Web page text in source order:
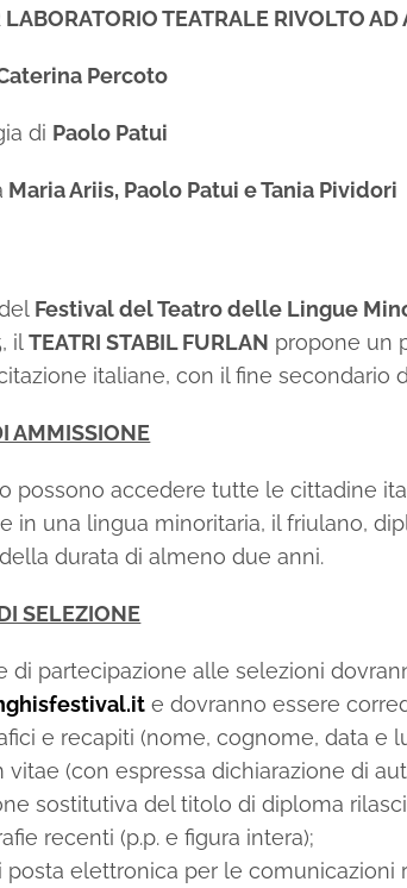
TEATRALE RIVOLTO AD
Percoto
di Paolo Patui
Maria Ariis, Paolo Patui e Tania Pividori
Festival del Teatro delle Lingue
ilTEATRI STABIL FURLAN propone un
italiane, con il fine secondario
AMMISSIONE
possono accedere tutte le cittadine
in una lingua minoritaria, il friulano,
durata di almeno due anni.
SELEZIONE
di partecipazione alle selezioni
e dovranno essere
e recapiti (nome, cognome, data e
vitae (con espressa dichiarazione di
sostitutiva del titolo di diploma
recenti (p.p. e figura intera);
posta elettronica per le comunicazioni